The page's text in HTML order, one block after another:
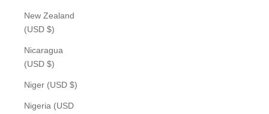
New Zealand
(USD $)
Nicaragua
(USD $)
Niger (USD $)
Nigeria (USD